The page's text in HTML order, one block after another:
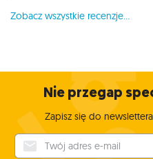
Zobacz wszystkie recenzje...
Nie przegap
Zapisz się do